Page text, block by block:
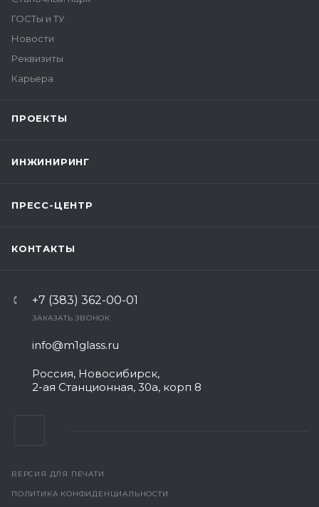
ГОСТы и ТУ
Новости
Реквизиты
Карьера
ПРОЕКТЫ
ИНЖИНИРИНГ
ПРЕСС-ЦЕНТР
КОНТАКТЫ
+7 (383) 362-00-01
ЗАКАЗАТЬ ЗВОНОК
info@m1glass.ru
Россия, Новосибирск,
2-ая Станционная, 30а, корп 8
ВЕРСИЯ ДЛЯ ПЕЧАТИ
ПОЛИТИКА КОНФИДЕНЦИАЛЬНОСТИ